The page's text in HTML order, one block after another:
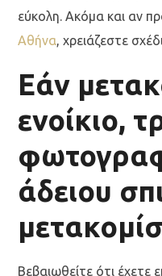
εύκολη. Ακόμα και αν
Αθήνα, χρειάζεστε
Εάν
ενοίκιο,
άδειου
Βεβαιωθείτε ότι έχετε